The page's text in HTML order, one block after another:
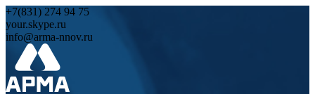
+7(831) 274 94 75
your.skype.ru
info@arma-nnov.ru